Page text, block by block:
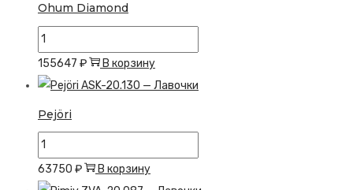
Ohum Diamond
Количество
товара
Ohum
155647 ₽ В корзину
Pejöri
Количество
товара
Pejöri
63750 ₽ В корзину